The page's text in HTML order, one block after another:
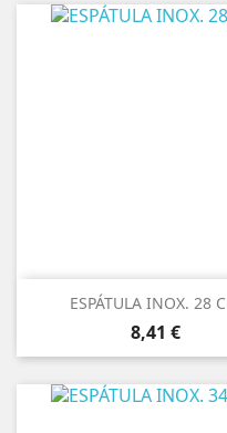
ESPÁTULA INOX. 28
Precio
8,41 €